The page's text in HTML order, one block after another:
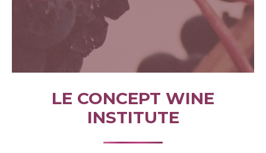
LE CONCEPT WINE
INSTITUTE